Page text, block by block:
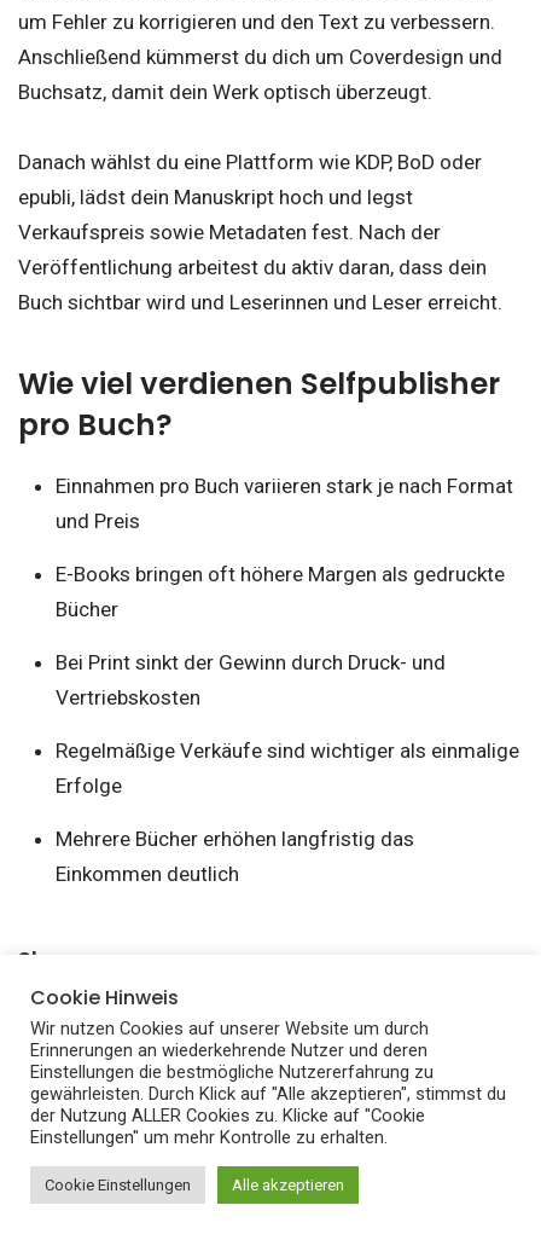
um Fehler zu korrigieren und den Text zu verbessern.
Anschließend kümmerst du dich um Coverdesign und
Buchsatz, damit dein Werk optisch überzeugt.
Danach wählst du eine Plattform wie KDP, BoD oder
epubli, lädst dein Manuskript hoch und legst
Verkaufspreis sowie Metadaten fest. Nach der
Veröffentlichung arbeitest du aktiv daran, dass dein
Buch sichtbar wird und Leserinnen und Leser erreicht.
Wie viel verdienen Selfpublisher
pro Buch?
Einnahmen pro Buch variieren stark je nach Format
und Preis
E-Books bringen oft höhere Margen als gedruckte
Bücher
Bei Print sinkt der Gewinn durch Druck- und
Vertriebskosten
Regelmäßige Verkäufe sind wichtiger als einmalige
Erfolge
Mehrere Bücher erhöhen langfristig das
Einkommen deutlich
Share
Wie ist deine Reaktion?
Cookie Hinweis
Wir nutzen Cookies auf unserer Website um durch
Erinnerungen an wiederkehrende Nutzer und deren
Einstellungen die bestmögliche Nutzererfahrung zu
gewährleisten. Durch Klick auf "Alle akzeptieren", stimmst du
der Nutzung ALLER Cookies zu. Klicke auf "Cookie
Einstellungen" um mehr Kontrolle zu erhalten.
Cookie Einstellungen Alle akzeptieren